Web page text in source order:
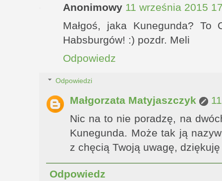
Anonimowy 11 września 2015
Małgoś, jaka Kunegunda? To
Habsburgów! :) pozdr. Meli
Odpowiedz
Odpowiedzi
Małgorzata Matyjaszczyk
Nic na to nie poradzę, na
Kunegunda. Może tak ją
z chęcią Twoją uwagę,
Odpowiedz